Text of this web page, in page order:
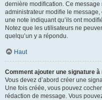
dernière modification. Ce message
administrateur modifie le
une note indiquant qu’ils ont
Notez que les utilisateurs ne
quelqu’un y a répondu.
Haut
Comment ajouter une signature
Vous devez d’abord créer une
Une fois créée, vous pouvez
rédaction de message. Vous